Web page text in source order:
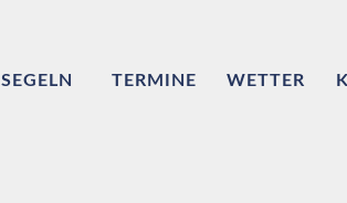
SEGELN TERMINE WETTER